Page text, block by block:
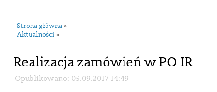
Strona główna »
Aktualności »
Realizacja zamówień w PO IR
Opublikowano: 05.09.2017 14:49